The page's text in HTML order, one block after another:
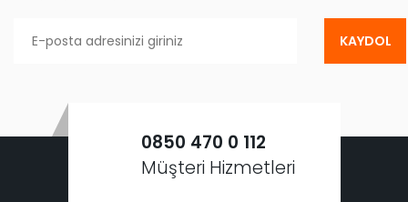
KAYDOL
0850 470 0 112
Müşteri Hizmetleri